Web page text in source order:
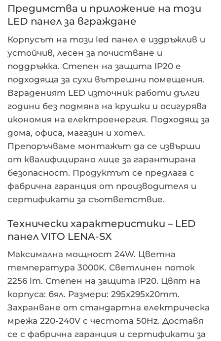
Предимства и приложение на този
LED панел за вграждане
Корпусът на този led панел е издръжлив и
устойчив, лесен за почистване и
поддръжка. Степен на защита IP20 е
подходяща за сухи вътрешни помещения.
Вграденият LED източник работи дълги
години без подмяна на крушки и осигурява
икономия на електроенергия. Подходящ за
дома, офиса, магазин и хотел.
Препоръчваме монтажът да се извърши
от квалифицирано лице за гарантирана
безопасност. Продуктът се предлага с
фабрична гаранция от производителя и
сертификати за съответствие.
Технически характеристики – LED
панел VITO LENA-SX
Максимална мощност 24W. Цветна
температура 3000K. Светлинен поток
2256 lm. Степен на защита IP20. Цвят на
корпуса: бял. Размери: 295x295x20mm.
Захранване от стандартна електрическа
мрежа 220-240V с честота 50Hz. Доставя
се с фабрична гаранция и сертификати за